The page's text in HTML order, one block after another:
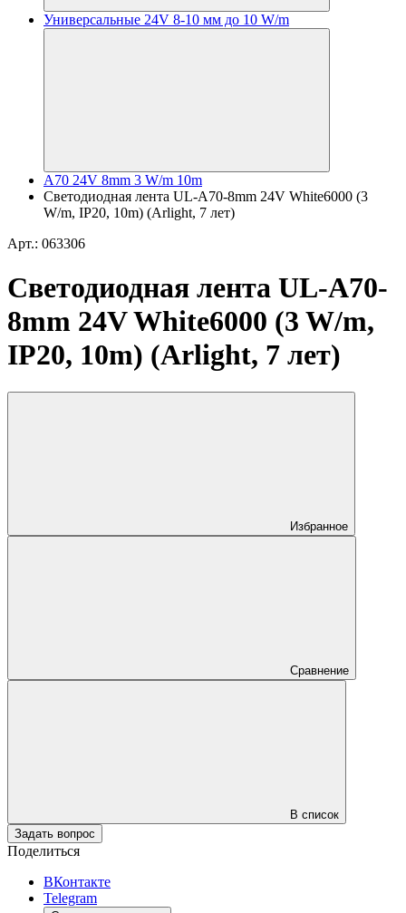
Универсальные 24V 8-10 мм до 10 W/m
A70 24V 8mm 3 W/m 10m
Светодиодная лента UL-A70-8mm 24V White6000 (3
W/m, IP20, 10m) (Arlight, 7 лет)
Арт.: 063306
Светодиодная лента UL-A70-
8mm 24V White6000 (3 W/m,
IP20, 10m) (Arlight, 7 лет)
Избранное
Сравнение
В список
Задать вопрос
Поделиться
ВКонтакте
Telegram